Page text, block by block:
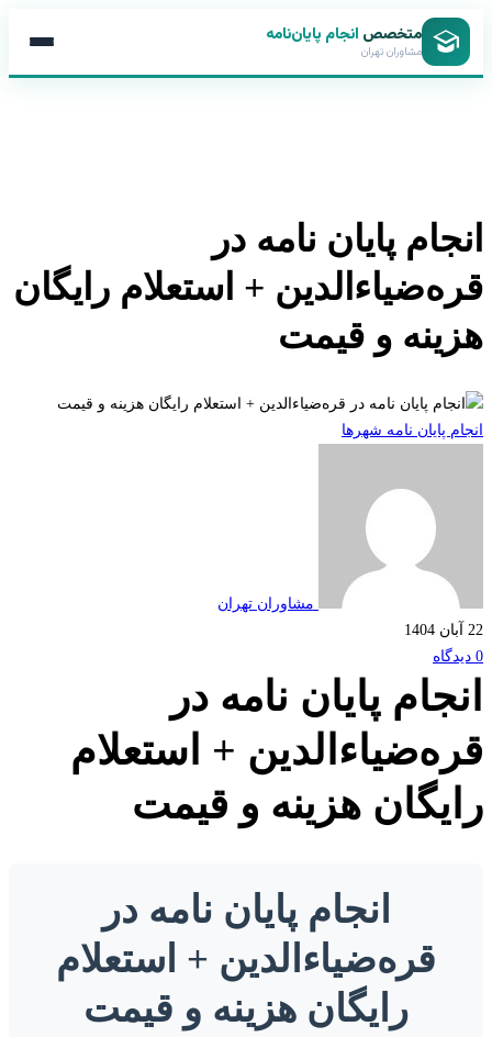
متخصصانجام پایان‌نامه
مشاوران تهران
پایان نامه در
+ استعلام رایگان
و قیمت
پایان نامه شهرها
مشاوران تهران
پایان نامه در
+ استعلام
هزینه و قیمت
انجام پایان نامه در
قره‌ضیاءالدین + استعلام
رایگان هزینه و قیمت